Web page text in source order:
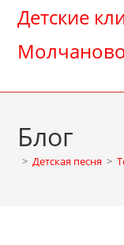
Перейти
содержимому
Детские
Блог
> Детская песня >